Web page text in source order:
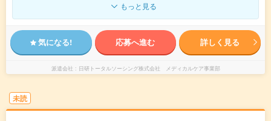
もっと見る
気になる! 応募へ進む 詳しく見る
派遣会社 日研トータルソーシング株式会社 メディカルケア事業部
未読